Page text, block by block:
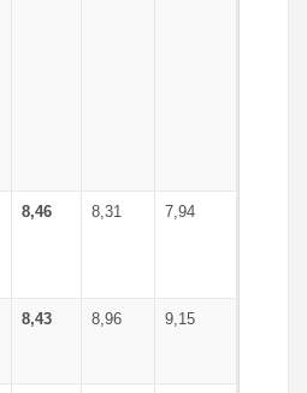
8,46 8,31 7,94
8,43 8,96 9,15